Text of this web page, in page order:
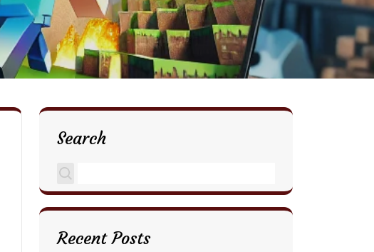
Search
Recent Posts